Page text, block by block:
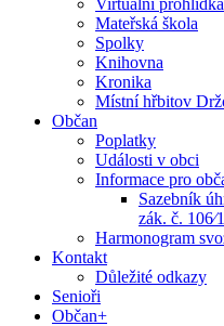
Virtuální prohlídka
Mateřská škola
Spolky
Knihovna
Kronika
Místní hřbitov
Občan
Poplatky
Události v obci
Informace pro
Sazebník
zák. č.
Harmonogram
Kontakt
Důležité odkazy
Senioři
Občan+